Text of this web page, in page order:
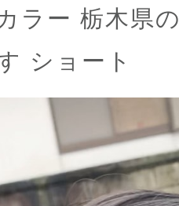
ラー 栃木県
ショート